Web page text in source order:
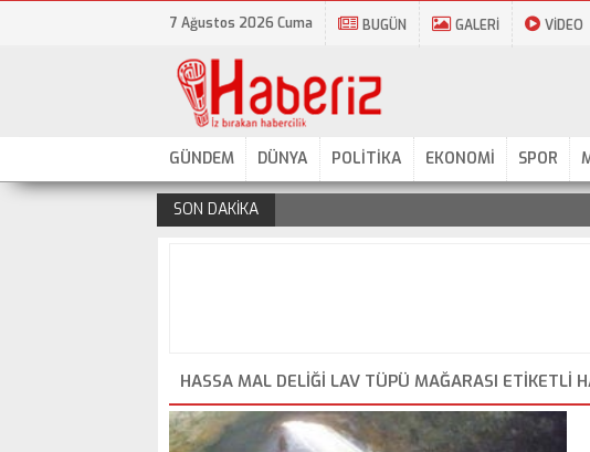
7 Ağustos 2026 Cuma BUGÜN GALERİ VİDEO
GÜNDEM DÜNYA POLİTİKA EKONOMİ SPOR
SON DAKİKA
HASSA MAL DELIĞI LAV TÜPÜ MAĞARASI ETIKETLI